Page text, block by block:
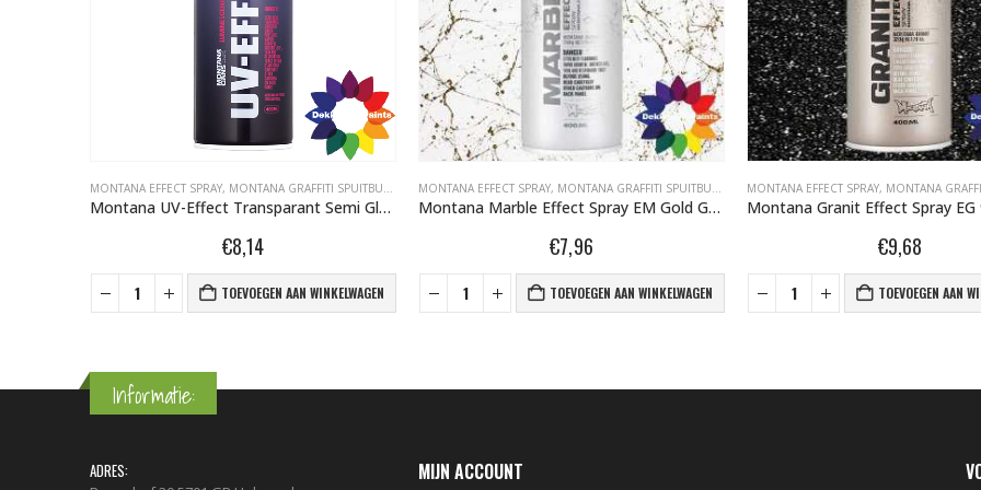
,MONTANA GRAFFITI SPUITBUSSEN
MONTANA EFFECT SPRAY, MONTANA GRAFFITI SPUITBUSSEN MONTANA UV-EFFECT SPRAY 400ML
Montana UV-Effect Transparant Semi Gloss 400ml 449826
€8,14
TOEVOEGEN AAN WINKELWAGEN
MONTANA EFFECT SPRAY, MONTANA GRAFFITI SPUITBUSSEN MONTANA MARBLE EFFECT SPRAY 400ML
Montana Marble Effect Spray EM Gold Gold 400 ml 508134
€7,96
TOEVOEGEN AAN WINKELWAGEN
MONTANA EFFECT SPRAY, MONTANA GRAFFITI
€9,68
TOEVOEGEN AAN
Informatie:
ADRES: MIJN ACCOUNT